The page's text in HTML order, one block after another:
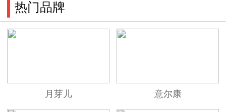
热门品牌
月芽儿 意尔康